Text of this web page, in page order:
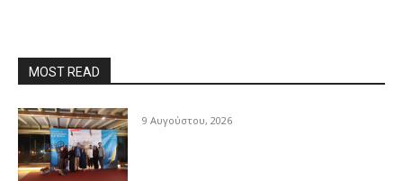
MOST READ
9 Αυγούστου, 2026